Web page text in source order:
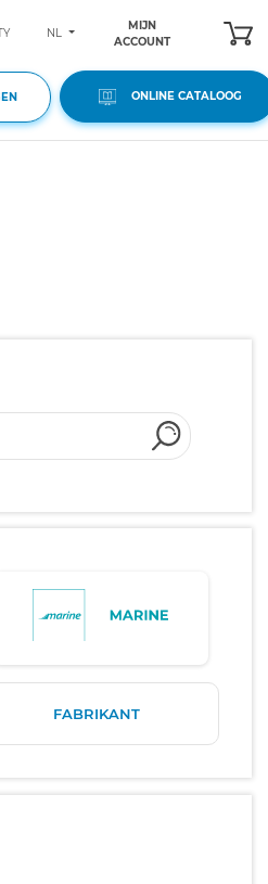
NL
MIJN
ACCOUNT
ONLINE CATALOOG
FABRIKANT